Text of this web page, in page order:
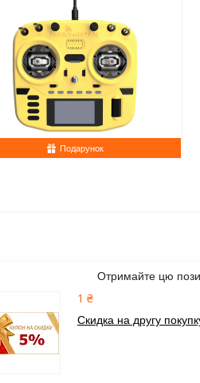
Подарунок
Отримайте цю
1 ₴
Скидка на другу